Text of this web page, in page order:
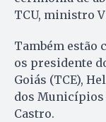
TCU, ministro
Também estão
os presidente
Goiás (TCE),
dos Municípios
Castro.